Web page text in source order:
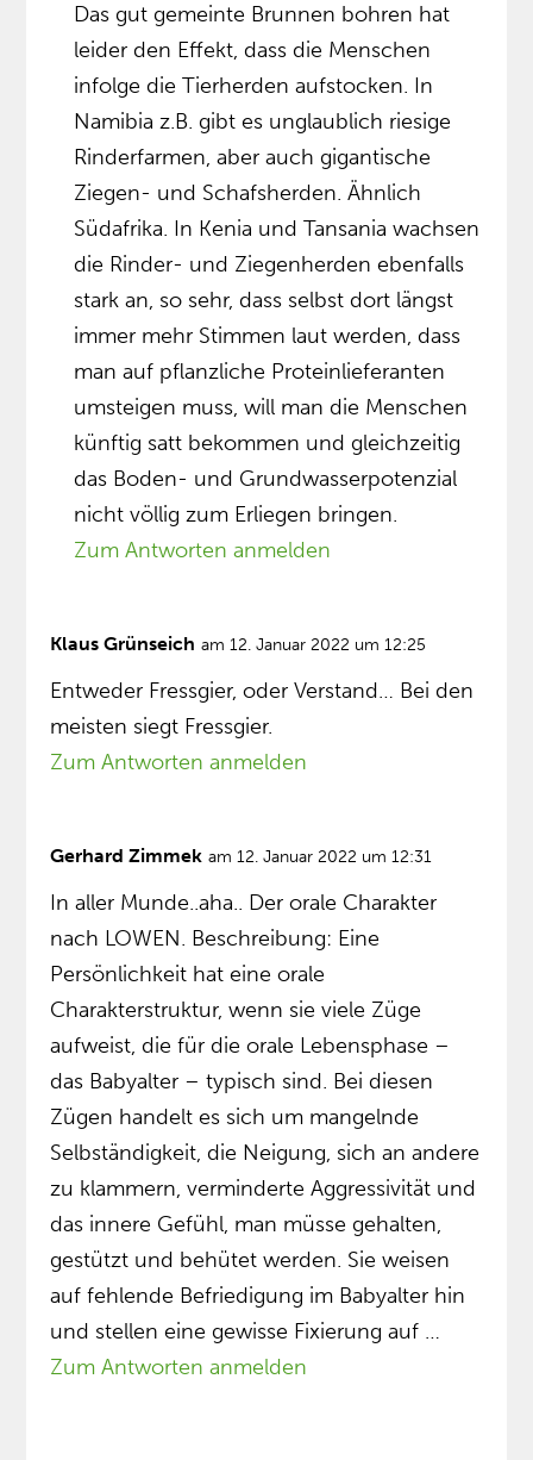
Das gut gemeinte Brunnen bohren hat
leider den Effekt, dass die Menschen
infolge die Tierherden aufstocken. In
Namibia z.B. gibt es unglaublich riesige
Rinderfarmen, aber auch gigantische
Ziegen- und Schafsherden. Ähnlich
Südafrika. In Kenia und Tansania wachsen
die Rinder- und Ziegenherden ebenfalls
stark an, so sehr, dass selbst dort längst
immer mehr Stimmen laut werden, dass
man auf pflanzliche Proteinlieferanten
umsteigen muss, will man die Menschen
künftig satt bekommen und gleichzeitig
das Boden- und Grundwasserpotenzial
nicht völlig zum Erliegen bringen.
Zum Antworten anmelden
Klaus Grünseich am 12. Januar 2022 um 12:25
Entweder Fressgier, oder Verstand… Bei den
meisten siegt Fressgier.
Zum Antworten anmelden
Gerhard Zimmek am 12. Januar 2022 um 12:31
In aller Munde..aha.. Der orale Charakter
nach LOWEN. Beschreibung: Eine
Persönlichkeit hat eine orale
Charakterstruktur, wenn sie viele Züge
aufweist, die für die orale Lebensphase –
das Babyalter – typisch sind. Bei diesen
Zügen handelt es sich um mangelnde
Selbständigkeit, die Neigung, sich an andere
zu klammern, verminderte Aggressivität und
das innere Gefühl, man müsse gehalten,
gestützt und behütet werden. Sie weisen
auf fehlende Befriedigung im Babyalter hin
und stellen eine gewisse Fixierung auf …
Zum Antworten anmelden